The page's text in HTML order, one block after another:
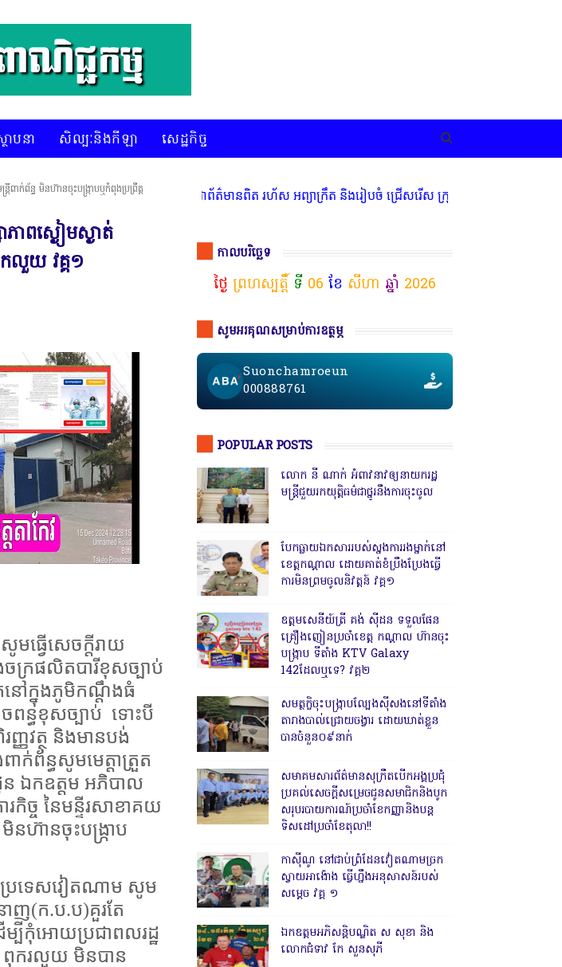
ាបនា សិល្បៈនិងកីឡា សេដ្ឋកិច្ច
ាក់ព័ន្ធ មិនហ៊ានចុះបង្ក្រាបឬកំពុងប្រព្រឹត្ត
ាពស្ងៀមស្ងាត់
េលួយ វគ្គ១
ធ្វើសេចក្តីរាយ
ក្រផលិតបារីខុសច្បាប់
នៅក្នុងភូមិកណ្តឹងធំ
ពន្ធខុសច្បាប់ ទោះបី
ញវត្ថុ និងមានបង់
ក់ព័ន្ធសូមមេត្តាត្រួត
ន ឯកឧត្តម អភិបាល
កិច្ច នៃមន្ទីរសាខាគយ
មិនហ៊ានចុះបង្ក្រាប
ប្រទេសវៀតណាម សូម
ាញ(ក.ប.ប)គួរតែ
ម្បីកុំអោយប្រជាពលរដ្ឋ
ពុករលួយ មិនបាន
ទំព័រ ស៊ីអេចអធីវីអនឡាញ ជាព័ត៌មានពិត រហ័ស អព្យាក្រឹត និងរៀបចំ ជ្រើសរើស ក្រុមការងារ នៅតាមបណ្តាលរាជធានី ខ
កាលបរិច្ឆេទ
ថ្ងៃ ព្រហស្បត្តិ៍ ទី 06 ខែ សីហា ឆ្នាំ 2026
សូមអរគុណសម្រាប់ការឧត្ថម្ភ
Suonchamroeun
000888761
POPULAR POSTS
លោក នី ណាក់ អំពាវនាវឲ្យនាយករដ្ឋ
មន្ត្រីជួយរកយុត្តិធម៌ជាថ្នូរនឹងការចុះចូល
បែកធ្លាយឯកសាររបស់ស្នងការរងម្នាក់នៅ
ខេត្តកណ្ដាល ដោយគាត់ខំប្រឹងប្រែងធ្វើ
ការមិនព្រមចូលនិវត្តន៍ វគ្គ១
ឧត្តមសេនីយ៍ត្រី គង់ ស៊ីដន ទទួលផែន
គ្រឿងញៀនប្រចាំខេត្ត កណ្តាល ហ៊ានចុះ
បង្ក្រាប ទីតាំង KTV Galaxy
142ដែលឬទេ? វគ្គ២
សមត្ថកិ្ចចុះបង្ក្រាបល្បែងស៊ីសងនៅទីតាំង
តារាងបាល់ជ្រោយចង្វារ ដោយឃាត់ខ្លួន
បានចំនួន០៩នាក់
សមាគមសារព័ត៌មានសុក្រឹតបើកអង្គប្រជុំ
ប្រគល់សេចក្តីសម្រេចជូនសមាជិកនិងបូក
សរុបរបាយការណ៍ប្រចាំខែកញ្ញានិងបន្ត
ទិសដៅប្រចាំខែតុលា!!
កាសុីណូ នៅជាប់ព្រំដែនវៀតណាមច្រក
ស្វាយអាង៉ោង ធ្វើហ្នឹងអនុសាសន៍របស់
សម្ដេច វគ្គ ១
ឯកឧត្តមអភិសន្តិបណ្ឌិត ស សុខា និង
លោកជំទាវ កែ សួនសុភី